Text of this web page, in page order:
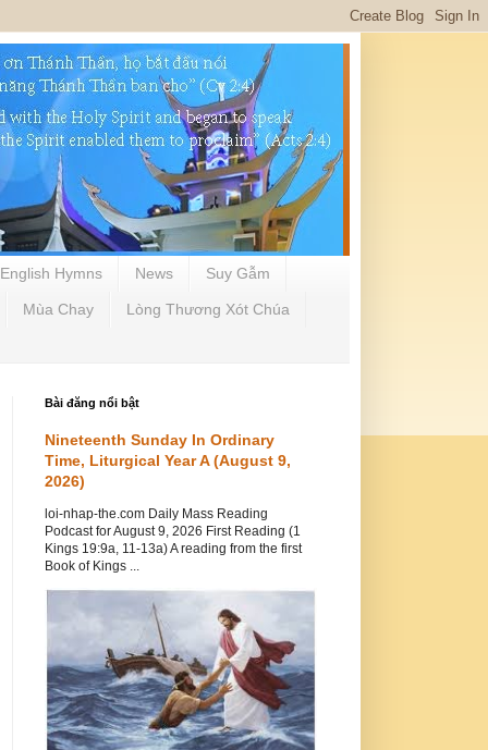
English Hymns News Suy Gẫm
Mùa Chay Lòng Thương Xót Chúa
Bài đăng nổi bật
Nineteenth Sunday In Ordinary
Time, Liturgical Year A (August 9,
2026)
loi-nhap-the.com Daily Mass Reading
Podcast for August 9, 2026 First Reading (1
Kings 19:9a, 11-13a) A reading from the first
Book of Kings ...